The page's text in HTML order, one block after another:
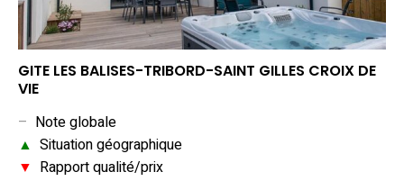
GITE LES BALISES-TRIBORD-SAINT GILLES CROIX DE
VIE
– Note globale
▲ Situation géographique
▼ Rapport qualité/prix